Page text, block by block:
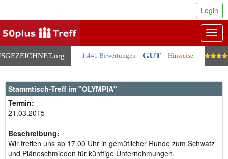
.org 1.441 Bewertungen GUT Hinweise
Login
Stammtisch-Treff im "OLYMPIA"
Termin:
21.03.2015
Beschreibung:
Wir treffen uns ab 17.00 Uhr in gemütlicher Runde zum Schwatz
und Pläneschmieden für künftige Unternehmungen.